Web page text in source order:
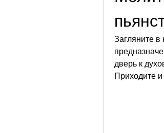
Загляните
дверь к
Приходите